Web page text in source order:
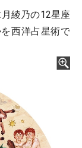
綾乃の12星座
西洋占星術で